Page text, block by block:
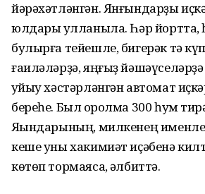
йәрәхәтләнгән. Янғындарҙы
юлдары ҡулланыла. Һәр йортта,
булырға тейешле, бигерәк тә
ғаиләләрҙә, яңғыҙ
ҡуйыу хәстәрләнгән автомат
береһе. Был ҡоролма 300 һум
Яҡындарының, милкенең
кеше уны хакимиәт иҫәбенә
көтөп тормаясаҡ, әлбиттә.